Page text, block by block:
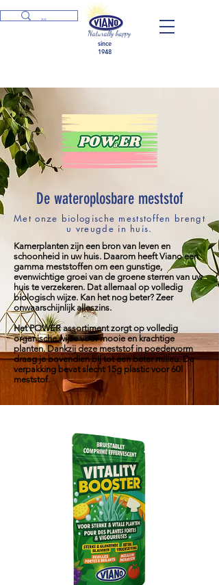
Naturally happy
since
1948
De wateroplosbare meststof
Met onze biologische meststoffen brengt
u vreugde in huis.
Kamerplanten zijn een bron van leven en
schoonheid in uw huis. Daarom heeft Viano een
gamma meststoffen om een gunstige,
evenwichtige groei van de groene sterren van uw
huis te verzekeren. Dat allemaal op volledig
biologisch wijze. Kan het nog beter? Zeer
onwaarschijnlijk alleszins.
Het POWER assortiment zorgt op volledig
organische wijze voor mooie en krachtige
planten. Dankzij deze meststof in poedervorm
draag je bovendien bij tot een beter milieu. De
verpakking bevat slecht 15g plastic voor 60l
meststof.